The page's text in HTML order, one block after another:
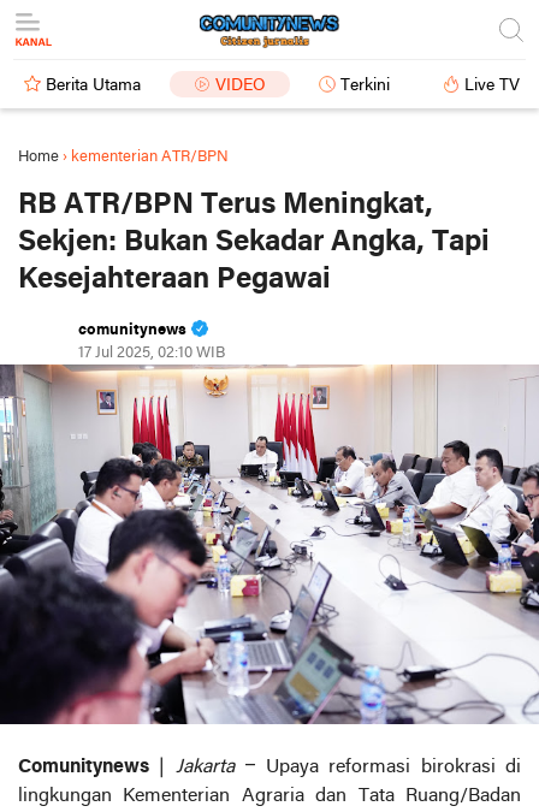
Berita Utama VIDEO Terkini Live TV
Home › kementerian ATR/BPN
RB ATR/BPN Terus Meningkat,
Sekjen: Bukan Sekadar Angka, Tapi
Kesejahteraan Pegawai
comunitynews
17 Jul 2025, 02:10 WIB
Comunitynews Jakarta– Upaya reformasi birokrasi di
lingkungan Kementerian Agraria dan Tata Ruang/Badan